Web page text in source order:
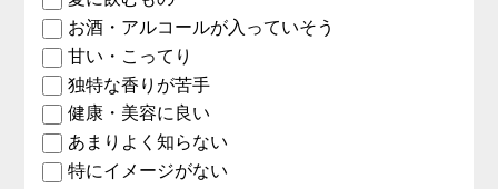
お酒・アルコールが入っていそう
甘い・こってり
独特な香りが苦手
健康・美容に良い
あまりよく知らない
特にイメージがない